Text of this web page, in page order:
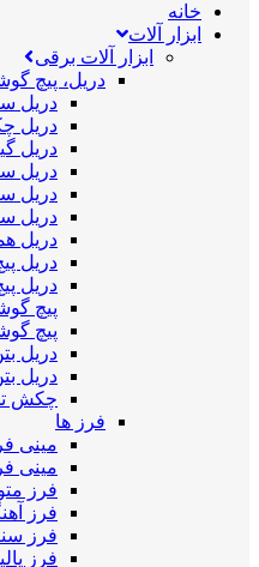
خانه
ابزار آلات
ابزار آلات برقی
دریل، پیچ
دریل
دریل
دریل
دریل
دریل
دریل
دریل
دریل
دریل
پیچ
پیچ
دریل
دریل
چکش
فرز ها
مینی
مینی
فرز
فرز
فرز
فرز